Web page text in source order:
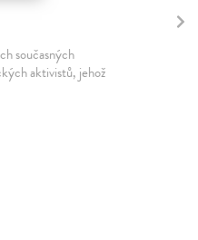
současných
aktivistů, jehož